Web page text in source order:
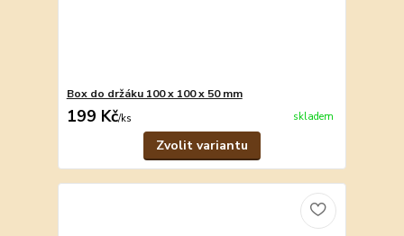
Box do držáku 100 x 100 x 50 mm
199 Kč/ks skladem
Zvolit variantu